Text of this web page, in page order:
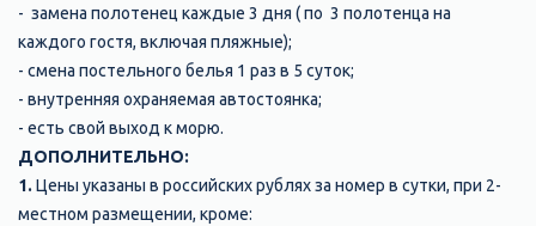
- замена полотенец каждые 3 дня ( по 3 полотенца на
каждого гостя, включая пляжные);
- смена постельного белья 1 раз в 5 суток;
- внутренняя охраняемая автостоянка;
- есть свой выход к морю.
ДОПОЛНИТЕЛЬНО:
1. Цены указаны в российских рублях за номер в сутки, при 2-
местном размещении, кроме: